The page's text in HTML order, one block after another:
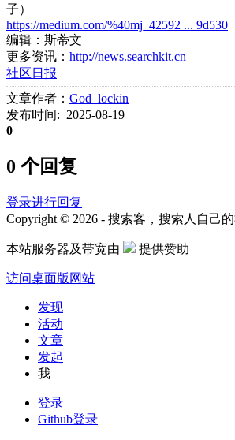
子）
https://medium.com/%40mj_42592 ... 9d530
编辑：斯蒂文
更多资讯： http://news.searchkit.cn
社区日报
文章作者： God_lockin
发布时间: 2025-08-19
0
0 个回复
登录进行回复
Copyright © 2026 - 搜索客，搜索人自己
本站服务器及带宽由 提供赞助
访问桌面版网站
发现
活动
文章
发起
我
登录
Github登录